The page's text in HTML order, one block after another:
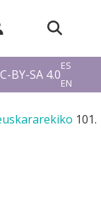
BY-SA 4.0
ES
EN
101.